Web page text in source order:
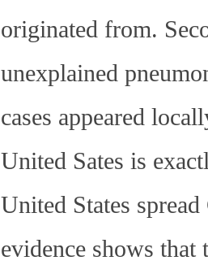
originated from.
unexplained
cases appeared
United Sates is
United States
evidence shows